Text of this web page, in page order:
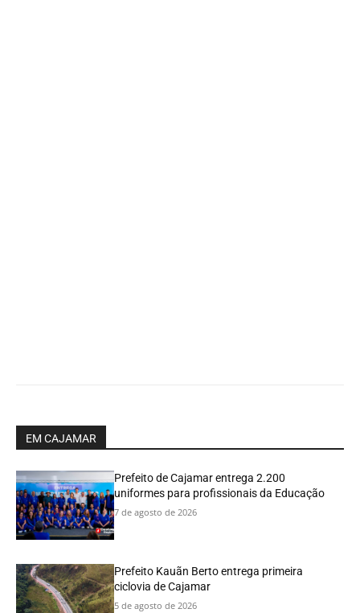
EM CAJAMAR
Prefeito de Cajamar entrega 2.200
uniformes para profissionais da Educação
7 de agosto de 2026
Prefeito Kauãn Berto entrega primeira
ciclovia de Cajamar
5 de agosto de 2026